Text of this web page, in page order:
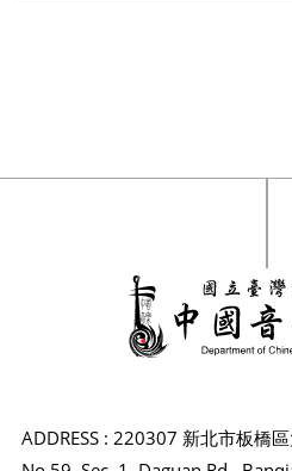
ADDRESS : 220307 新北市板橋